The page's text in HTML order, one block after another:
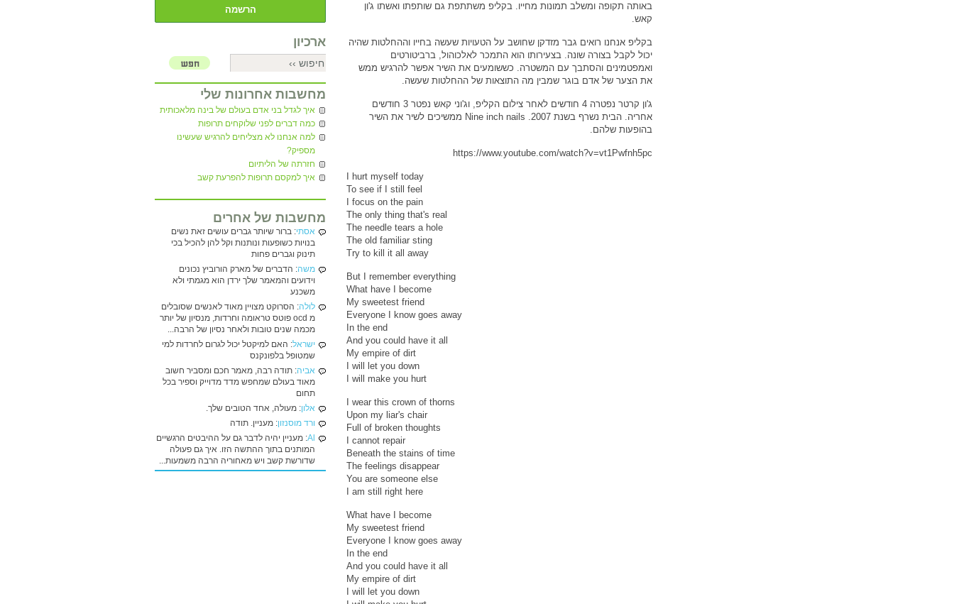
באותה תקופה ומשלב תמונות מחייו. בקליפ משתתפת גם שותפתו ואשתו ג'ון
קאש.
בקליפ אנחנו רואים גבר מזדקן שחושב על הטעויות שעשה בחייו וההחלטות שהיה
יכול לקבל בצורה שונה. בצעירותו הוא התמכר לאלכוהול, ברביטורטים
ואמפטמינים והסתבך עם המשטרה. כששומעים את השיר אפשר להרגיש ממש
את הצער של אדם בוגר שמבין מה התוצאות של ההחלטות שעשה.
ג'ון קרטר נפטרה 4 חודשים לאחר צילום הקליפ, וג'וני קאש נפטר 3 חודשים
אחריה. הבית נשרף בשנת 2007. Nine inch nails ממשיכים לשיר את השיר
בהופעות שלהם.
https://www.youtube.com/watch?v=vt1Pwfnh5pc
I hurt myself today
To see if I still feel
I focus on the pain
The only thing that's real
The needle tears a hole
The old familiar sting
Try to kill it all away
But I remember everything
What have I become
My sweetest friend
Everyone I know goes away
In the end
And you could have it all
My empire of dirt
I will let you down
I will make you hurt
I wear this crown of thorns
Upon my liar's chair
Full of broken thoughts
I cannot repair
Beneath the stains of time
The feelings disappear
You are someone else
I am still right here
What have I become
My sweetest friend
Everyone I know goes away
In the end
And you could have it all
My empire of dirt
I will let you down
ארכיון
מחשבות אחרונות שלי
איך לגדל בני אדם בעולם של בינה מלאכותית
כמה דברים לפני שלוקחים תרופות
למה אנחנו לא מצליחים להרגיש שעשינו
מספיק?
חזרתה של הליתיום
איך למקסם תרופות להפרעת קשב
מחשבות של אחרים
אסתי: ברור שיותר גברים עושים זאת נשים
בנויות כשופעות ונותנות וקל להן להכיל בכי
תינוק וגברים פחות
משה: הדברים של מארק הורוביץ נכונים
וידועים והמאמר שלך ירדן הוא מגמתי ולא
משכנע
לולה: הסרוקט מצויין מאוד לאנשים שסובלים
מ ocd פוטס טראומה וחרדות, מנסיון של יותר
מכמה שנים טובות ולאחר נסיון של הרבה...
ישראל: האם למיקטל יכול לגרום לחרדות למי
שמטופל בלפונקנס
אביה: תודה רבה, מאמר חכם ומסביר חשוב
מאוד בעולם שמחפש מדד מדוייק וספיר בכל
תחום
אלון: מעולה, אחד הטובים שלך.
ורד מוסנזון: מעניין. תודה
Al: מעניין יהיה לדבר גם על ההיבטים הרגשיים
המותנים בתוך ההתשה הזו. איך גם פעולה
שדורשת קשב ויש מאחוריה הרבה משמעות...